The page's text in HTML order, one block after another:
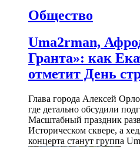
Общество
Uma2rman,
Гранта»: как
отметит День
Глава города Алексей
где детально обсудили
Масштабный праздник
Историческом сквере, а
концерта станут группа